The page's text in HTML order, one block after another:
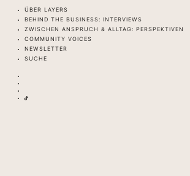
ÜBER LAYERS
BEHIND THE BUSINESS: INTERVIEWS
ZWISCHEN ANSPRUCH & ALLTAG: PERSPEKTIVEN
COMMUNITY VOICES
NEWSLETTER
SUCHE